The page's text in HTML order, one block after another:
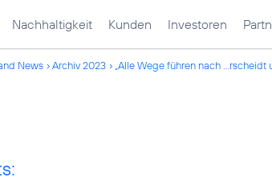
Nachhaltigkeit Kunden Investoren
News Archiv 2023 „Alle Wege führen nach ...rscheidt